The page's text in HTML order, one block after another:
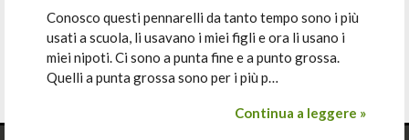
Conosco questi pennarelli da tanto tempo sono i più
usati a scuola, li usavano i miei figli e ora li usano i
miei nipoti. Ci sono a punta fine e a punto grossa.
Quelli a punta grossa sono per i più p…
Continua a leggere »